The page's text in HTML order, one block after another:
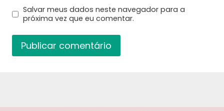
Salvar meus dados neste navegador para a
próxima vez que eu comentar.